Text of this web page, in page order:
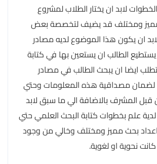
لابد ان يختار الطلاب لمشروع
ومختلف قد يضيف لتخصصة بعض
ان يكون هذا الموضوع لديه مصادر
الطالب ان يستعين بها في كتابة
ايضا ان يبحث الطالب في مصادر
لضمان مصداقية هذه المعلومات وحتي
قبل المشرف بالاضافة الي ما سبق لابد
علم بخطوات كتابة البحث العلمي حتي
بحث مميز ومختلف وخالي من وجود
نحوية او لغوية.